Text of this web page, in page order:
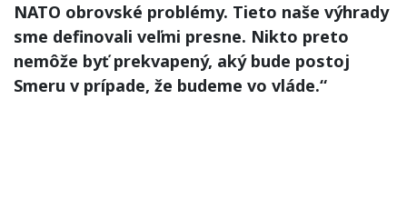
NATO obrovské problémy. Tieto naše výhrady
sme definovali veľmi presne. Nikto preto
nemôže byť prekvapený, aký bude postoj
Smeru v prípade, že budeme vo vláde.“